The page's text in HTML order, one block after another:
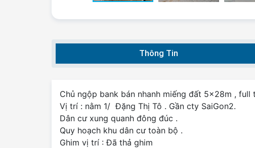
Thông Tin
Chủ ngộp bank bán nhanh miếng đất 5x28m , full
Vị trí : nằm 1/ Đặng Thị Tô . Gần cty SaiGon2.
Dân cư xung quanh đông đúc .
Quy hoạch khu dân cư toàn bộ .
Ghim vị trí : Đã thả ghim